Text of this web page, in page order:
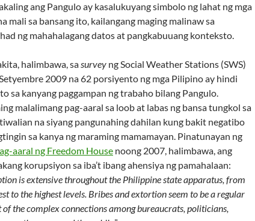
ang Pangulo ay kasalukuyang simbolo ng lahat ng mga
mali sa bansang ito, kailangang maging malinaw sa
ng mahahalagang datos at pangkabuuang konteksto.
halimbawa, sasurvey ng Social Weather Stations (SWS)
2009 na 62 porsiyento ng mga Pilipinoay hindi
sa kanyang paggampan ng trabaho bilang Pangulo.
malalimang pag-aaral sa loob at labas ng bansa tungkol sa
na siyang pangunahing dahilan kung bakit negatibo
sa kanya ng maraming mamamayan. Pinatunayan ng
aaral ng Freedom House noong 2007, halimbawa, ang
korupsiyon sa iba’t ibang ahensiya ng pamahalaan:
is extensive throughout the Philippine state apparatus, from
to the highest levels. Bribes and extortion seem to be a regular
of the complex connections among bureaucrats, politicians,